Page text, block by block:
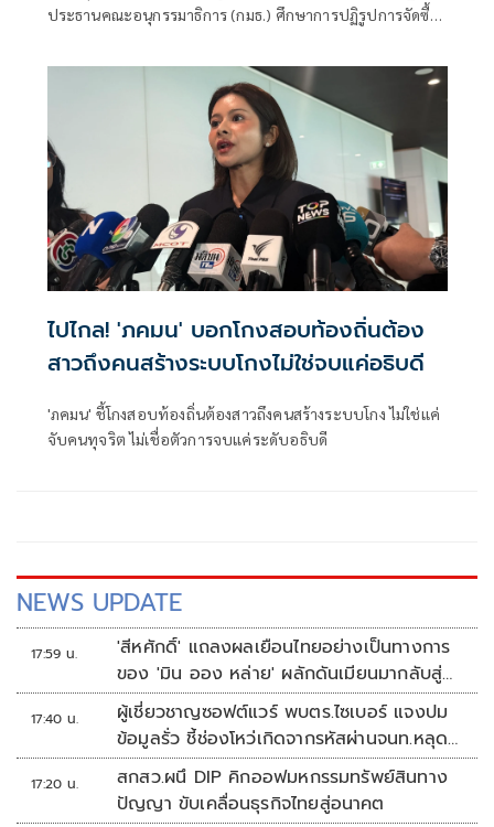
ประธานคณะอนุกรรมาธิการ (กมธ.) ศึกษาการปฏิรูปการจัดซื้อ
ติดตามการบริหารงบประมาณ สภาผู้แทนราษฎร แถลงความ
คืบหน้า "การศึกษาการปฏิรูปการจัดซื้อจัดจ้างภาครัฐ" ว่า คณะ
อนุกรรมาธิการชุดนี้ประกอบด้วยตัวแทน สส.
ไปไกล! 'ภคมน' บอกโกงสอบท้องถิ่นต้อง
สาวถึงคนสร้างระบบโกงไม่ใช่จบแค่อธิบดี
'ภคมน' ชี้โกงสอบท้องถิ่นต้องสาวถึงคนสร้างระบบโกง ไม่ใช่แค่
จับคนทุจริต ไม่เชื่อตัวการจบแค่ระดับอธิบดี
NEWS UPDATE
17:59 น.
'สีหศักดิ์' แถลงผลเยือนไทยอย่างเป็นทางการ
ของ 'มิน ออง หล่าย' ผลักดันเมียนมากลับสู่
อาเซียน
17:40 น.
ผู้เชี่ยวชาญซอฟต์แวร์ พบตร.ไซเบอร์ แจงปม
ข้อมูลรั่ว ชี้ช่องโหว่เกิดจากรหัสผ่านจนท.หลุด
ไม่ใช่ถูกแฮกระบบ
17:20 น.
สกสว.ผนึ DIP คิกออฟมหกรรมทรัพย์สินทาง
ปัญญา ขับเคลื่อนธุรกิจไทยสู่อนาคต